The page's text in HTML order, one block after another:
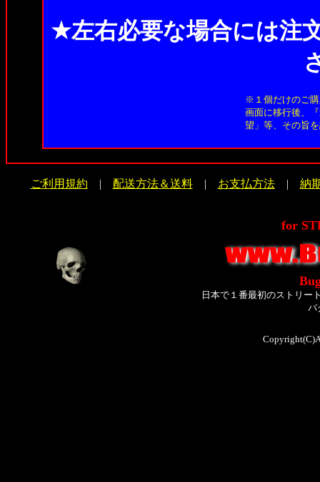
★左右必要な場合には注
※１個だけのご
画面に移行後、
望」等、その旨
ご利用規約 | 配送方法＆送料| お支払方法| 納
for
日本で１番最初のストリー
バ